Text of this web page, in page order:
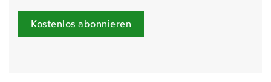
Kostenlos abonnieren